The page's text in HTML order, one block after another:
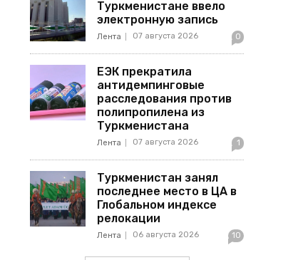
Туркменистане ввело
электронную запись
Лента 07 августа 2026 0
ЕЭК прекратила
антидемпинговые
расследования против
полипропилена из
Туркменистана
Лента 07 августа 2026 1
Туркменистан занял
последнее место в ЦА в
Глобальном индексе
релокации
Лента 06 августа 2026 10